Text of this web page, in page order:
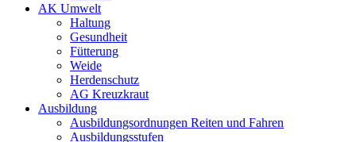
AK Umwelt
Haltung
Gesundheit
Fütterung
Weide
Herdenschutz
AG Kreuzkraut
Ausbildung
Ausbildungsordnungen Reiten und Fahren
Ausbildungsstufen